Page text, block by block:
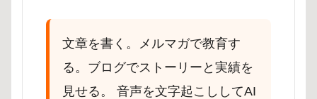
文章を書く。メルマガで教育す
る。ブログでストーリーと実績を
見せる。 音声を文字起こししてAI